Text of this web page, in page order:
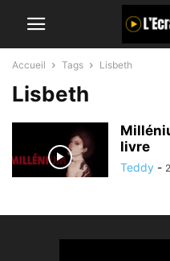
Accueil Tags Lisbeth
Lisbeth
livre
Teddy -